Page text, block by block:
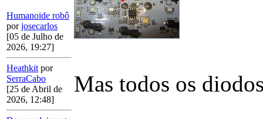
Humanoide robô
porjosecarlos
[05 de Julho de
2026, 19:27]
Heathkit por
SerraCabo
[25 de Abril de
2026, 12:48]
Mas todos os